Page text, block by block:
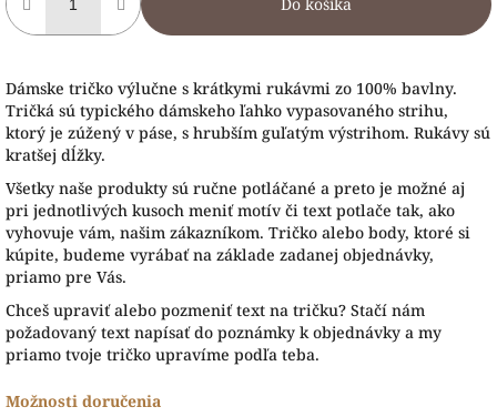
Dámske tričko výlučne s krátkymi rukávmi zo 100% bavlny.
Tričká sú typického dámskeho ľahko vypasovaného strihu,
ktorý je zúžený v páse, s hrubším guľatým výstrihom. Rukávy sú
kratšej dĺžky.
Všetky naše produkty sú ručne potláčané a preto je možné aj
pri jednotlivých kusoch meniť motív či text potlače tak, ako
vyhovuje vám, našim zákazníkom. Tričko alebo body, ktoré si
kúpite, budeme vyrábať na základe zadanej objednávky,
priamo pre Vás.
Chceš upraviť alebo pozmeniť text na tričku? Stačí nám
požadovaný text napísať do poznámky k objednávky a my
priamo tvoje tričko upravíme podľa teba.
Možnosti doručenia